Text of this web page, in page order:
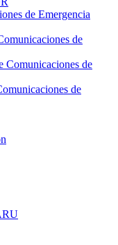
de Emergencia
de
Comunicaciones de
de